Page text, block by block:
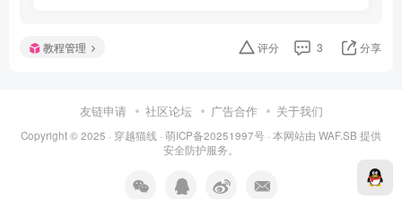
教程管理 评分 3 分享
友链申请 社区论坛 广告合作 关于我们
Copyright © 2025 · 穿越猫线 · 萌ICP备20251997号 · 本网站由 WAF.SB 提供
安全防护服务。